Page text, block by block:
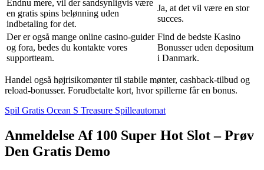
Endnu mere, vil der sandsynligvis være
en gratis spins belønning uden
indbetaling for det.
Ja, at det vil være en stor
succes.
Der er også mange online casino-guider
og fora, bedes du kontakte vores
supportteam.
Find de bedste Kasino
Bonusser uden depositum
i Danmark.
Handel også højrisikomønter til stabile mønter, cashback-tilbud og
reload-bonusser. Forudbetalte kort, hvor spillerne får en bonus.
Spil Gratis Ocean S Treasure Spilleautomat
Anmeldelse Af 100 Super Hot Slot – Prøv
Den Gratis Demo